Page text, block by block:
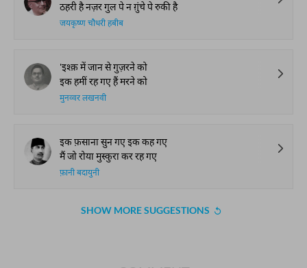
ठहरी है नज़र गुल पे न ग़ुंचे पे रुकी है
जयकृष्ण चौधरी हबीब
'इश्क़ में जान से गुज़रने को
इक हमीं रह गए हैं मरने को
मुनव्वर लखनवी
इक फ़साना सुन गए इक कह गए
मैं जो रोया मुस्कुरा कर रह गए
फ़ानी बदायुनी
SHOW MORE SUGGESTIONS